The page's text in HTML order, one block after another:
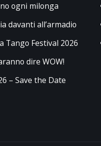
ogni milonga
davanti all’armadio
Festival 2026
dire WOW!
– Save the Date